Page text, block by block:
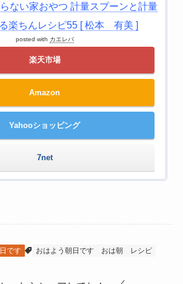
ない家おやつ 計量スプーンと計量
楽ちんレシピ55 [ 松本 有美 ]
posted with カエレバ
楽天市場
Amazon
Yahooショッピング
7net
です おはよう朝日です おは朝 レシピ